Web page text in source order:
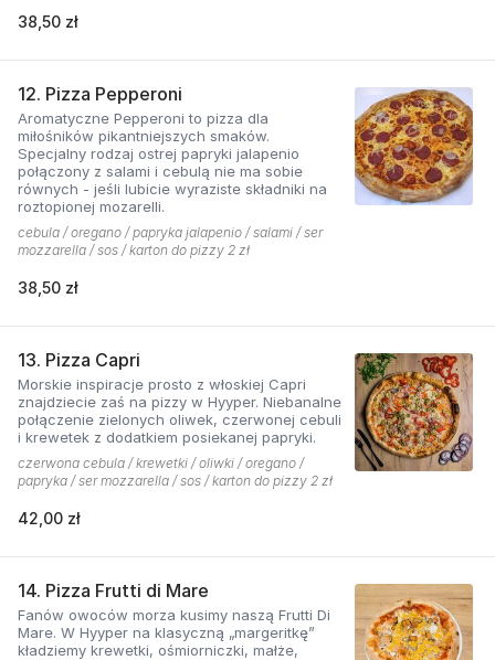
38,50 zł
12. Pizza Pepperoni
Aromatyczne Pepperoni to pizza dla
miłośników pikantniejszych smaków.
Specjalny rodzaj ostrej papryki jalapenio
połączony z salami i cebulą nie ma sobie
równych - jeśli lubicie wyraziste składniki na
roztopionej mozarelli.
cebula / oregano / papryka jalapenio / salami / ser
mozzarella / sos / karton do pizzy 2 zł
38,50 zł
13. Pizza Capri
Morskie inspiracje prosto z włoskiej Capri
znajdziecie zaś na pizzy w Hyyper. Niebanalne
połączenie zielonych oliwek, czerwonej cebuli
i krewetek z dodatkiem posiekanej papryki.
czerwona cebula / krewetki / oliwki / oregano /
papryka / ser mozzarella / sos / karton do pizzy 2 zł
42,00 zł
14. Pizza Frutti di Mare
Fanów owoców morza kusimy naszą Frutti Di
Mare. W Hyyper na klasyczną „margeritkę”
kładziemy krewetki, ośmiorniczki, małże,